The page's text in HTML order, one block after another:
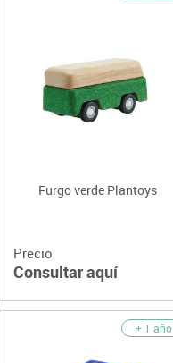
Furgo verde Plantoys
Precio
Consultar aquí
+ 1 año